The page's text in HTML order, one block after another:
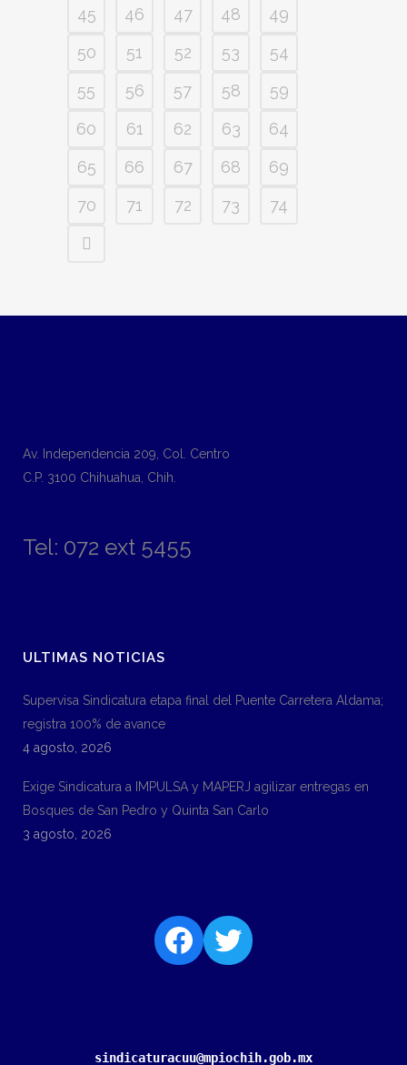
45
46 47 48
49
50
51 52 53
54
55
56 57 58
59
60
61 62 63
64
65
66 67 68
69
70
71 72 73 74
Av. Independencia 209, Col. Centro
C.P. 3100 Chihuahua, Chih.
Tel: 072 ext 5455
ULTIMAS NOTICIAS
Supervisa Sindicatura etapa final del Puente Carretera Aldama;
registra 100% de avance
4 agosto, 2026
Exige Sindicatura a IMPULSA y MAPERJ agilizar entregas en
Bosques de San Pedro y Quinta San Carlo
3 agosto, 2026
sindicaturacuu@mpiochih.gob.mx